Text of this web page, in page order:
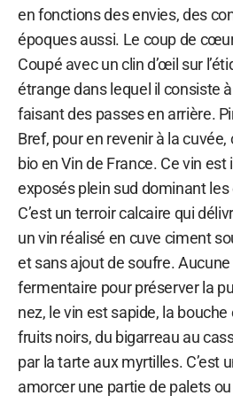
en fonctions des envies, des
époques aussi. Le coup de
Coupé avec un clin d’œil sur
étrange dans lequel il consiste
faisant des passes en arrière.
Bref, pour en revenir à la cuvée,
bio en Vin de France. Ce vin
exposés plein sud dominant
C’est un terroir calcaire qui
un vin réalisé en cuve ciment
et sans ajout de soufre.
fermentaire pour préserver la
nez, le vin est sapide, la
fruits noirs, du bigarreau au
par la tarte aux myrtilles. C’est
amorcer une partie de palets